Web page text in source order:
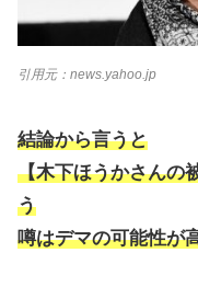
引用元：news.yahoo.jp
結論から言うと
【木下ほうかさんの
う
噂はデマの可能性が